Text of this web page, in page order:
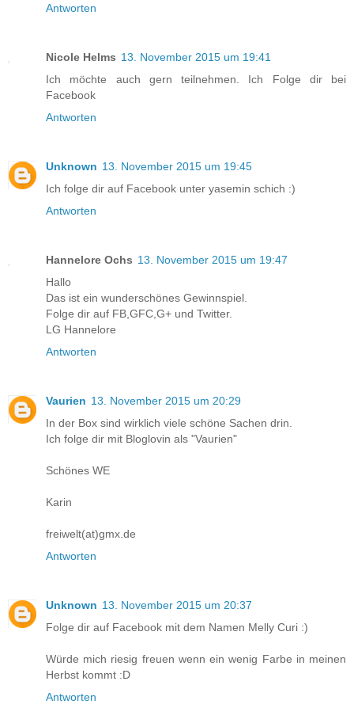
Antworten
Nicole Helms 13. November 2015 um 19:41
Ich möchte auch gern teilnehmen. Ich Folge dir bei
Facebook
Antworten
Unknown 13. November 2015 um 19:45
Ich folge dir auf Facebook unter yasemin schich :)
Antworten
Hannelore Ochs 13. November 2015 um 19:47
Hallo
Das ist ein wunderschönes Gewinnspiel.
Folge dir auf FB,GFC,G+ und Twitter.
LG Hannelore
Antworten
Vaurien 13. November 2015 um 20:29
In der Box sind wirklich viele schöne Sachen drin.
Ich folge dir mit Bloglovin als "Vaurien"
Schönes WE
Karin
freiwelt(at)gmx.de
Antworten
Unknown 13. November 2015 um 20:37
Folge dir auf Facebook mit dem Namen Melly Curi :)
Würde mich riesig freuen wenn ein wenig Farbe in meinen
Herbst kommt :D
Antworten